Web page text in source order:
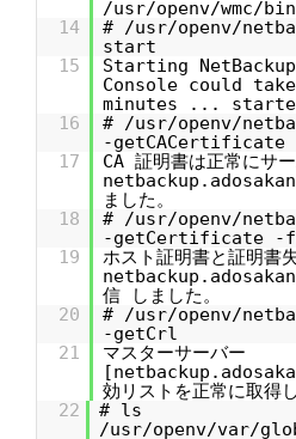
/usr/openv/wmc/
14
# /usr/openv/
start
15
Starting NetBackup
Console could
minutes ...
16
# /usr/openv/
-getCACertificate
17
CA 証明書は正常にサ
ました。
18
# /usr/openv/
-getCertificate -
19
ホスト証明書と証明書
信 しました。
20
# /usr/openv/
-getCrl
21
マスターサーバー
効リストを正常に取得
22
# ls
/usr/openv/var/